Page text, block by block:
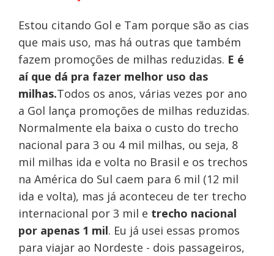
Estou citando Gol e Tam porque são as cias
que mais uso, mas há outras que também
fazem promoções de milhas reduzidas. E é
aí que dá pra fazer melhor uso das
milhas.Todos os anos, várias vezes por ano
a Gol lança promoções de milhas reduzidas.
Normalmente ela baixa o custo do trecho
nacional para 3 ou 4 mil milhas, ou seja, 8
mil milhas ida e volta no Brasil e os trechos
na América do Sul caem para 6 mil (12 mil
ida e volta), mas já aconteceu de ter trecho
internacional por 3 mil e trecho nacional
por apenas 1 mil. Eu já usei essas promos
para viajar ao Nordeste - dois passageiros,